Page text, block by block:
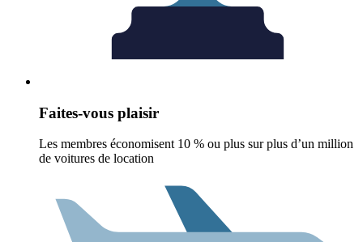
Faites-vous plaisir
Les membres économisent 10 % ou plus sur plus d’un million
de voitures de location